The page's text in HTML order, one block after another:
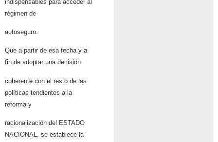
indispensables para acceder al
régimen de
autoseguro.
Que a partir de esa fecha y a
fin de adoptar una decisión
coherente con el resto de las
políticas tendientes a la
reforma y
racionalización del ESTADO
NACIONAL, se establece la